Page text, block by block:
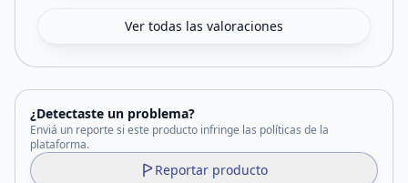
Ver todas las valoraciones
¿Detectaste un problema?
Enviá un reporte si este producto infringe las políticas de la
plataforma.
Reportar producto